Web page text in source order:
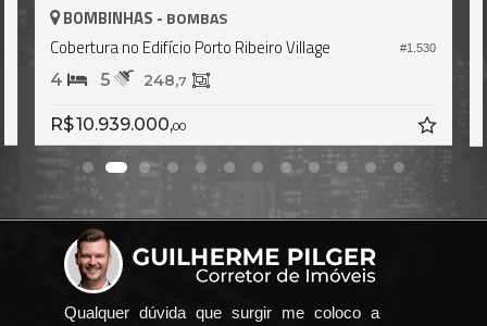
#1.530
Ribeiro Village
Apartamento no Edifício
Qualquer dúvida que surgir me coloco a